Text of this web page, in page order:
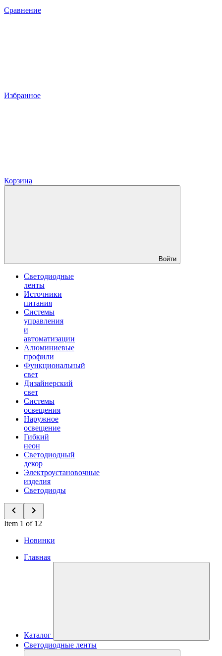
Сравнение
Избранное
Корзина
Войти
Светодиодные
ленты
Источники
питания
Системы
управления
и
автоматизации
Алюминиевые
профили
Функциональный
свет
Дизайнерский
свет
Системы
освещения
Наружное
освещение
Гибкий
неон
Светодиодный
декор
Электроустановочные
изделия
Светодиоды
Item 1 of 12
Новинки
Главная
Каталог
Светодиодные ленты